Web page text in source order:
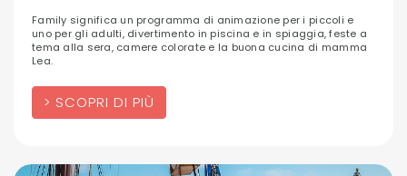
Family significa un programma di animazione per i piccoli e
uno per gli adulti, divertimento in piscina e in spiaggia, feste a
tema alla sera, camere colorate e la buona cucina di mamma
Lea.
SCOPRI DI PIÙ